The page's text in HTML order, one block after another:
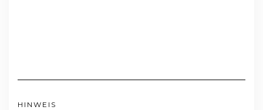
HINWEIS